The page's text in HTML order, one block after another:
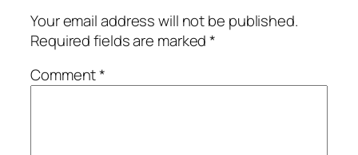
Your email address will not be published.
Required fields are marked*
Comment*